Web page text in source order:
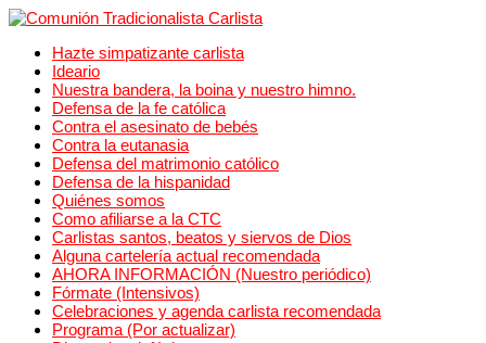
Hazte simpatizante carlista
Ideario
Nuestra bandera, la boina y nuestro himno.
Defensa de la fe católica
Contra el asesinato de bebés
Contra la eutanasia
Defensa del matrimonio católico
Defensa de la hispanidad
Quiénes somos
Como afiliarse a la CTC
Carlistas santos, beatos y siervos de Dios
Alguna cartelería actual recomendada
AHORA INFORMACIÓN (Nuestro periódico)
Fórmate (Intensivos)
Celebraciones y agenda carlista recomendada
Programa (Por actualizar)